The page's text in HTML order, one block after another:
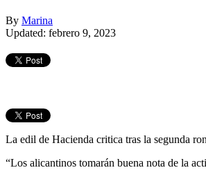
By Marina
Updated: febrero 9, 2023
La edil de Hacienda critica tras la segunda
“Los alicantinos tomarán buena nota de la